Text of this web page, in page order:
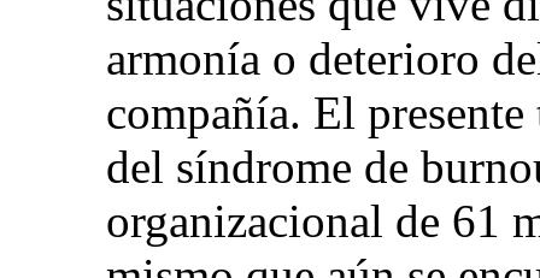
armonía o deterioro
compañía. El
del síndrome de
organizacional de 61